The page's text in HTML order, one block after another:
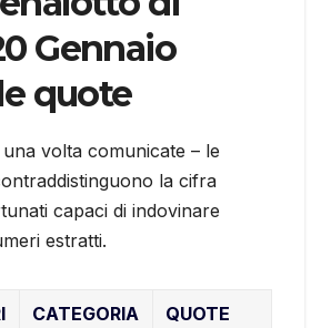
Gennaio
quote
una volta comunicate – le
la cifra
capaci di indovinare
estratti.
CATEGORIA QUOTE